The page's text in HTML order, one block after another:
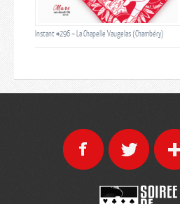
Instant #296 – La Chapelle Vaugelas (Chambéry)